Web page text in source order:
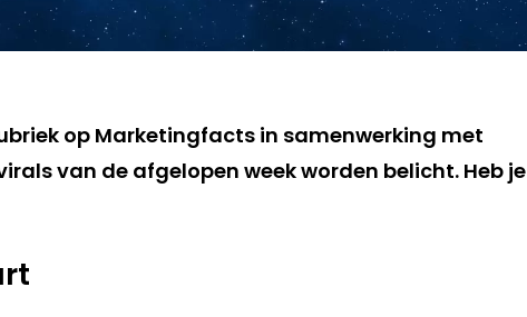
op Marketingfacts in samenwerking met
van de afgelopen week worden belicht. Heb je